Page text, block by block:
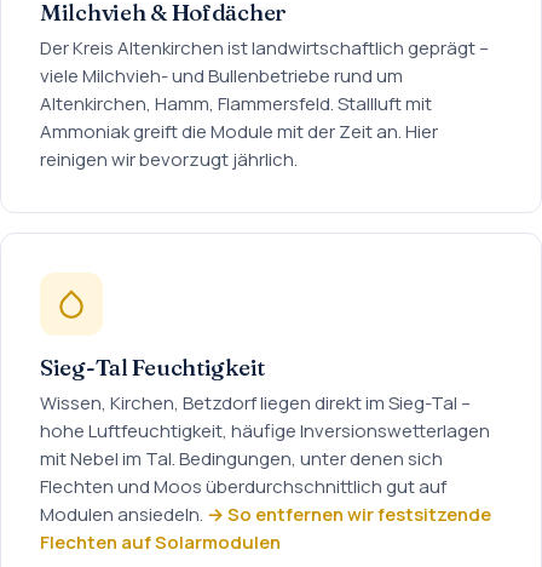
Milchvieh & Hofdächer
Der Kreis Altenkirchen ist landwirtschaftlich geprägt –
viele Milchvieh- und Bullenbetriebe rund um
Altenkirchen, Hamm, Flammersfeld. Stallluft mit
Ammoniak greift die Module mit der Zeit an. Hier
reinigen wir bevorzugt jährlich.
Sieg-Tal Feuchtigkeit
Wissen, Kirchen, Betzdorf liegen direkt im Sieg-Tal –
hohe Luftfeuchtigkeit, häufige Inversionswetterlagen
mit Nebel im Tal. Bedingungen, unter denen sich
Flechten und Moos überdurchschnittlich gut auf
Modulen ansiedeln. → So entfernen wir festsitzende
Flechten auf Solarmodulen